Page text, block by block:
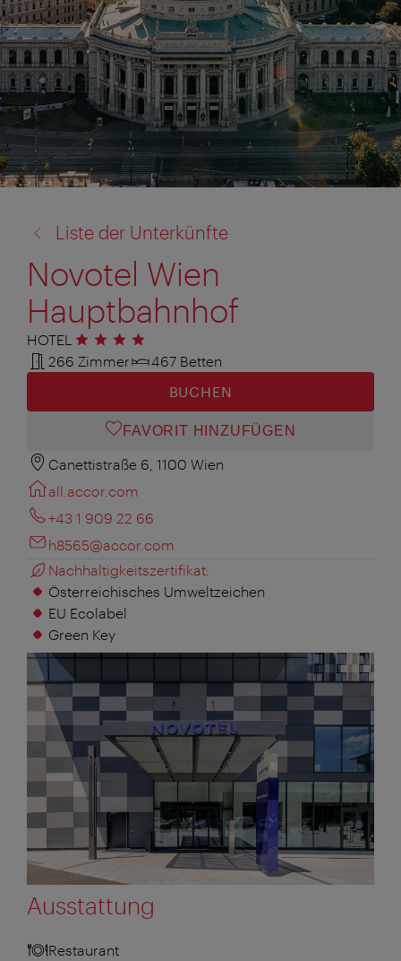
zu:
Liste der Unterkünfte
Novotel Wien
Hauptbahnhof
HOTEL 4 Sterne
266 Zimmer
467 Betten
BUCHEN
FAVORIT HINZUFÜGEN
Canettistraße 6, 1100 Wien
all.accor.com
+43 1 909 22 66
h8565@accor.com
Nachhaltigkeitszertifikat:
Österreichisches Umweltzeichen
EU Ecolabel
Green Key
Ausstattung
Restaurant